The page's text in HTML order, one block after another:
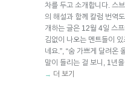
차를 두고 소개합니다. 스
의 해설과 함께 칼럼 번역
개하는 글은 12월 4일 스
김없이 나오는 멘트들이 있
네요.”, “숨 가쁘게 달려온
말이 들리는 걸 보니, 1년
→ 더 보기